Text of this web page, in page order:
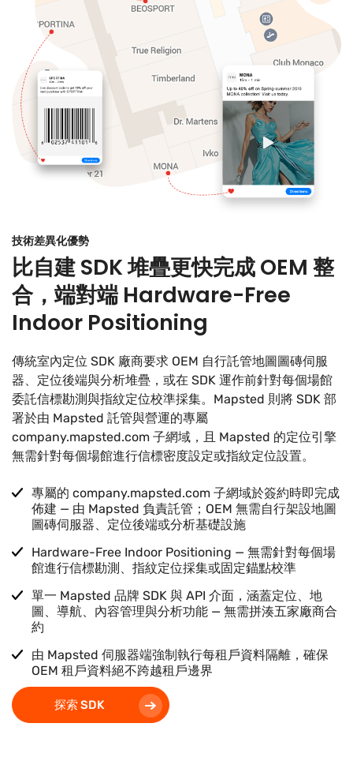
技術差異化優勢
比自建 SDK 堆疊更快完成 OEM 整
合，端對端 Hardware-Free
Indoor Positioning
傳統室內定位 SDK 廠商要求 OEM 自行託管地圖圖磚伺服
器、定位後端與分析堆疊，或在 SDK 運作前針對每個場館
委託信標勘測與指紋定位校準採集。Mapsted 則將 SDK 部
署於由 Mapsted 託管與營運的專屬
company.mapsted.com 子網域，且 Mapsted 的定位引擎
無需針對每個場館進行信標密度設定或指紋定位設置。
專屬的 company.mapsted.com 子網域於簽約時即完成
佈建 — 由 Mapsted 負責託管；OEM 無需自行架設地圖
圖磚伺服器、定位後端或分析基礎設施
Hardware-Free Indoor Positioning — 無需針對每個場
館進行信標勘測、指紋定位採集或固定錨點校準
單一 Mapsted 品牌 SDK 與 API 介面，涵蓋定位、地
圖、導航、內容管理與分析功能 — 無需拼湊五家廠商合
約
由 Mapsted 伺服器端強制執行每租戶資料隔離，確保
OEM 租戶資料絕不跨越租戶邊界
探索 SDK